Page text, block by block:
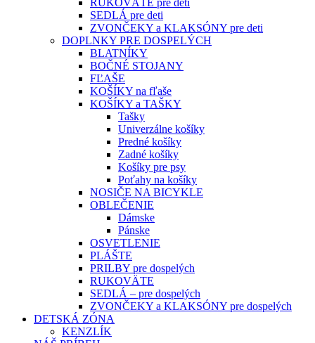
RUKOVÄTE pre deti
SEDLÁ pre deti
ZVONČEKY a KLAKSÓNY pre deti
DOPLNKY PRE DOSPELÝCH
BLATNÍKY
BOČNÉ STOJANY
FĽAŠE
KOŠÍKY na fľaše
KOŠÍKY a TAŠKY
Tašky
Univerzálne košíky
Predné košíky
Zadné košíky
Košíky pre psy
Poťahy na košíky
NOSIČE NA BICYKLE
OBLEČENIE
Dámske
Pánske
OSVETLENIE
PLÁŠTE
PRILBY pre dospelých
RUKOVÄTE
SEDLÁ – pre dospelých
ZVONČEKY a KLAKSÓNY pre dospelých
DETSKÁ ZÓNA
KENZLÍK